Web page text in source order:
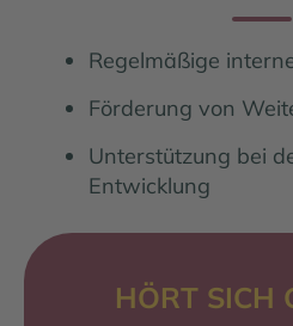
Regelmäßige
Förderung von
Unterstützung bei
Entwicklung
HÖRT SICH